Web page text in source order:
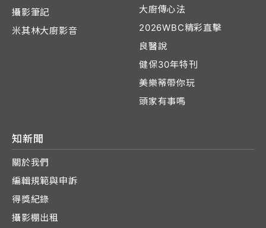
攝影筆記
米其林大廚影音
大廚傳心法
2026WBC精彩直擊
良醫說
健保30年特刊
美樂蒂帶你玩
頭家有事嗎
知新聞
關於我們
編輯規範與申訴
得獎紀錄
攝影棚出租